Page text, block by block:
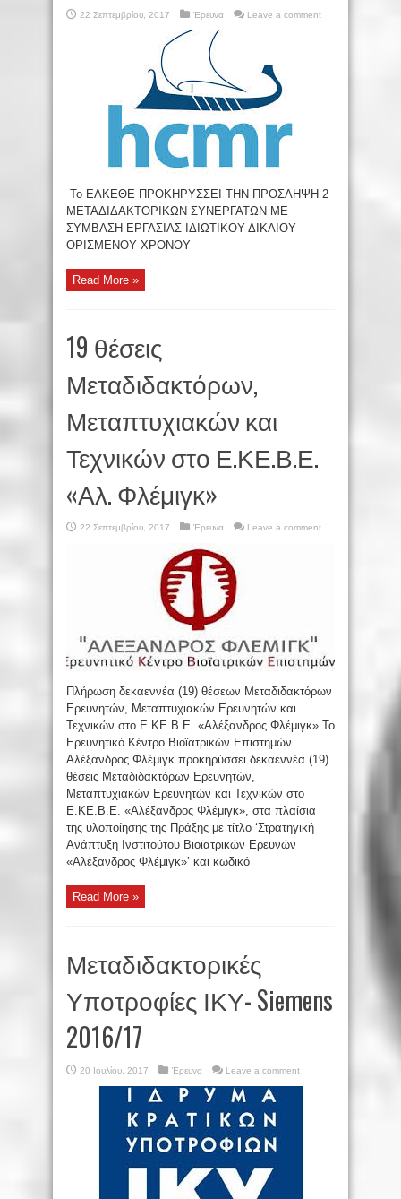
22 Σεπτεμβρίου, 2017 Έρευνα Leave a comment
Το ΕΛΚΕΘΕ ΠΡΟΚΗΡΥΣΣΕΙ ΤΗΝ ΠΡΟΣΛΗΨΗ 2
ΜΕΤΑΔΙΔΑΚΤΟΡΙΚΩΝ ΣΥΝΕΡΓΑΤΩΝ ΜΕ
ΣΥΜΒΑΣΗ ΕΡΓΑΣΙΑΣ ΙΔΙΩΤΙΚΟΥ ΔΙΚΑΙΟΥ
ΟΡΙΣΜΕΝΟΥ ΧΡΟΝΟΥ
Read More »
19 θέσεις
Μεταδιδακτόρων,
Μεταπτυχιακών και
Τεχνικών στο Ε.ΚΕ.Β.Ε.
«Αλ. Φλέμιγκ»
22 Σεπτεμβρίου, 2017 Έρευνα Leave a comment
Πλήρωση δεκαεννέα (19) θέσεων Μεταδιδακτόρων
Ερευνητών, Μεταπτυχιακών Ερευνητών και
Τεχνικών στο Ε.ΚΕ.Β.Ε. «Αλέξανδρος Φλέμιγκ» Το
Ερευνητικό Κέντρο Βιοϊατρικών Επιστημών
Αλέξανδρος Φλέμιγκ προκηρύσσει δεκαεννέα (19)
θέσεις Μεταδιδακτόρων Ερευνητών,
Μεταπτυχιακών Ερευνητών και Τεχνικών στο
Ε.ΚΕ.Β.Ε. «Αλέξανδρος Φλέμιγκ», στα πλαίσια
της υλοποίησης της Πράξης με τίτλο ‘Στρατηγική
Ανάπτυξη Ινστιτούτου Βιοϊατρικών Ερευνών
«Αλέξανδρος Φλέμιγκ»’ και κωδικό
Read More »
Μεταδιδακτορικές
Υποτροφίες ΙΚΥ- Siemens
2016/17
20 Ιουλίου, 2017 Έρευνα Leave a comment